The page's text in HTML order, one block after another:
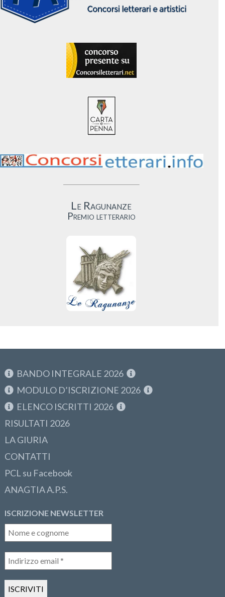
Le Ragunanze
Premio letterario
BANDO INTEGRALE 2026
MODULO D’ISCRIZIONE 2026
ELENCO ISCRITTI 2026
RISULTATI 2026
LA GIURIA
CONTATTI
PCL su Facebook
ANAGTIA A.P.S.
ISCRIZIONE NEWSLETTER